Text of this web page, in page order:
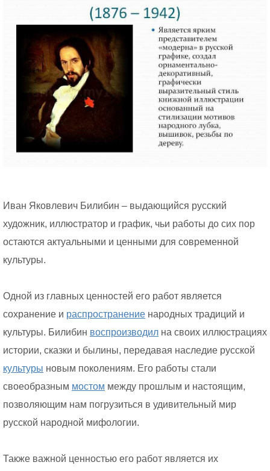
Иван Яковлевич Билибин – выдающийся русский
художник, иллюстратор и график, чьи работы до сих пор
остаются актуальными и ценными для современной
культуры.
Одной из главных ценностей его работ является
сохранение и распространение народных традиций и
культуры. Билибин воспроизводил на своих иллюстрациях
истории, сказки и былины, передавая наследие русской
культуры новым поколениям. Его работы стали
своеобразным мостом между прошлым и настоящим,
позволяющим нам погрузиться в удивительный мир
русской народной мифологии.
Также важной ценностью его работ является их